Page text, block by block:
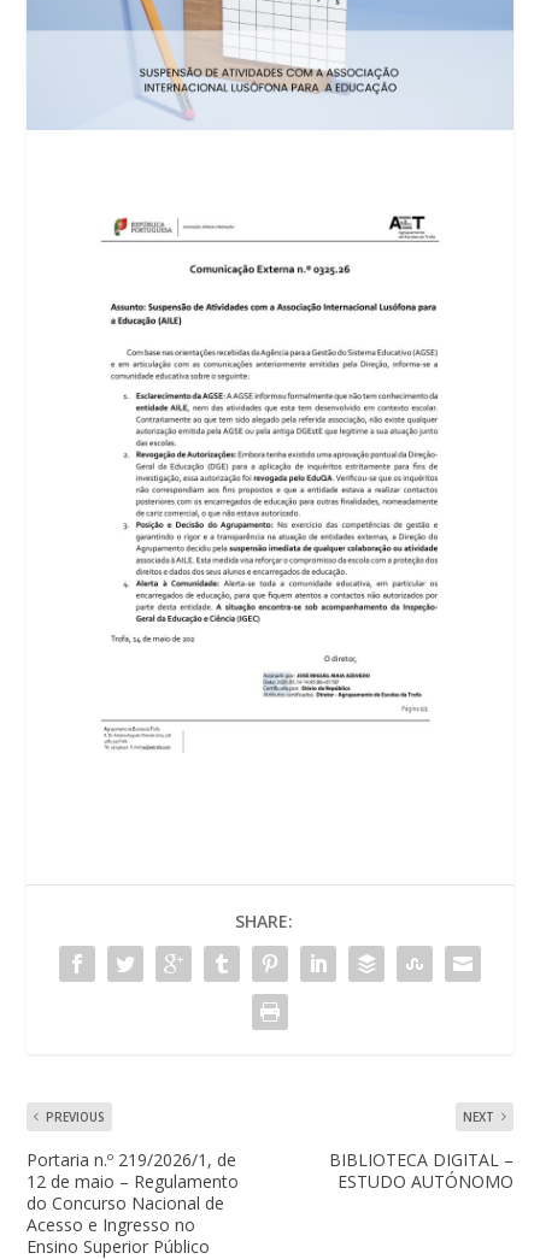
SHARE:
PREVIOUS
Portaria n.º 219/2026/1, de
12 de maio – Regulamento
do Concurso Nacional de
Acesso e Ingresso no
Ensino Superior Público
NEXT
BIBLIOTECA DIGITAL –
ESTUDO AUTÓNOMO